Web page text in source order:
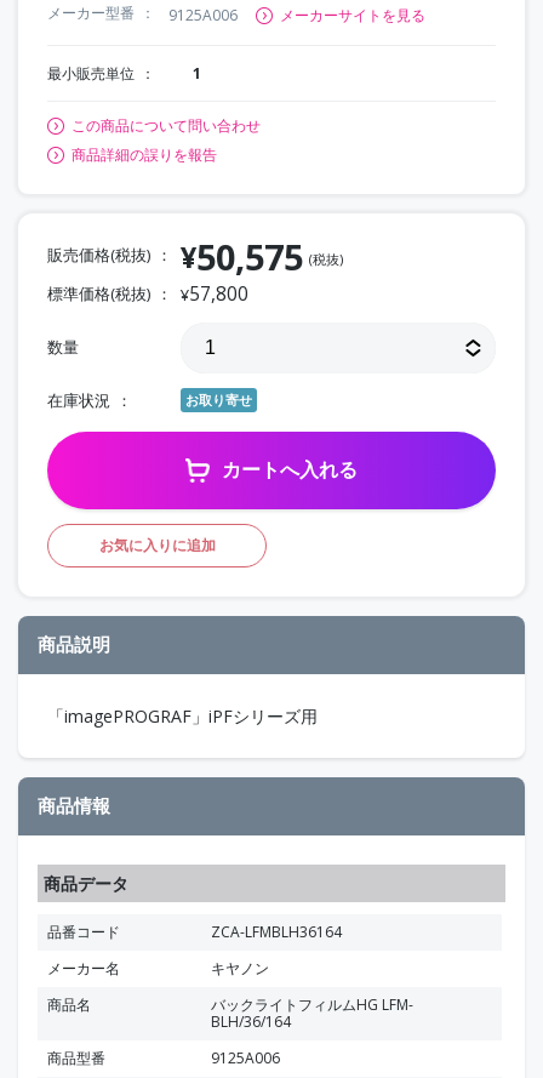
メーカー型番
9125A006 メーカーサイトを見る
最小販売単位 1
この商品について問い合わせ
商品詳細の誤りを報告
販売価格(税抜) ¥50,575 (税抜)
標準価格(税抜) ¥57,800
数量
在庫状況 お取り寄せ
カートへ入れる
お気に入りに追加
商品説明
「imagePROGRAF」iPFシリーズ用
商品情報
商品データ
品番コード
ZCA-LFMBLH36164
メーカー名
キヤノン
商品名
バックライトフィルムHG LFM-
BLH/36/164
商品型番
9125A006